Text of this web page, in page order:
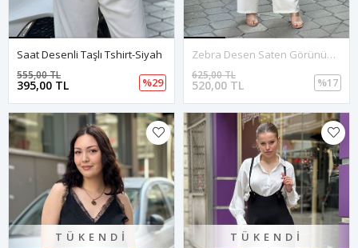
Saat Desenli Taşlı Tshirt-Siyah
395,00 TL
555,00 TL
%29
Zebra Desen Saten Görünüm Gömlek-Siyah-Bej
520,00 TL
625,00 TL
%17
TÜKENDI TÜKENDI